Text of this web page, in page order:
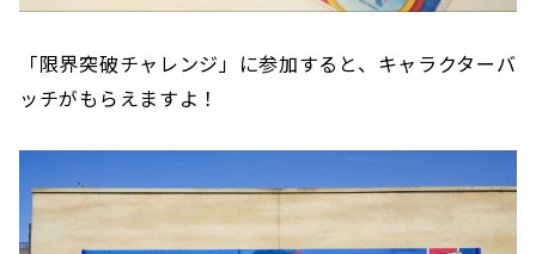
「限界突破チャレンジ」に参加すると、キャラクターバ
ッチがもらえますよ！